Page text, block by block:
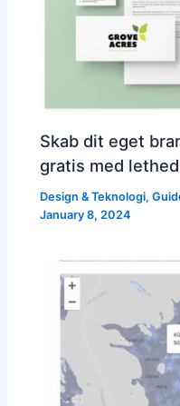
Skab dit eget
gratis med lethed
Design & Teknologi,
January 8, 2024